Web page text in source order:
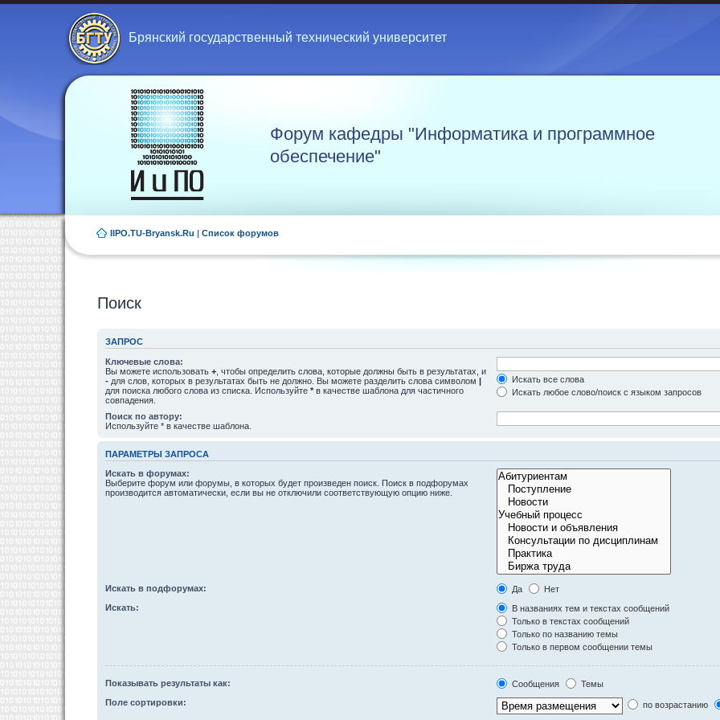
Брянский государственный технический университет
Форум кафедры "Информатика и программное
обеспечение"
IIPO.TU-Bryansk.Ru | Список форумов
Поиск
ЗАПРОС
Ключевые слова:
Вы можете использовать + , чтобы определить слова, которые должны быть в результатах, и
- для слов, которых в результатах быть не должно. Вы можете разделить слова символом |
для поиска любого слова из списка. Используйте * в качестве шаблона для частичного
совпадения.
Искать все слова
Искать любое слово/поиск с языком запросов
Поиск по автору:
Используйте * в качестве шаблона.
ПАРАМЕТРЫ ЗАПРОСА
Искать в форумах:
Выберите форум или форумы, в которых будет произведен поиск. Поиск в подфорумах
производится автоматически, если вы не отключили соответствующую опцию ниже.
Искать в подфорумах: Да
Нет
Искать:
В названиях тем и текстах сообщений
Только в текстах сообщений
Только по названию темы
Только в первом сообщении темы
Показывать результаты как: Сообщения
Темы
Поле сортировки:
по возрастанию